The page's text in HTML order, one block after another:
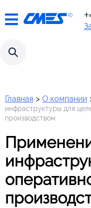
!!! Attention!!!
moved to a
Главная > О компании
инфраструктуры для
производством